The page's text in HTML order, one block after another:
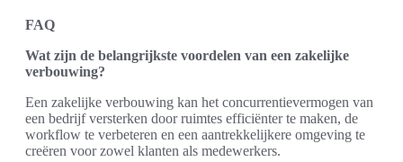
FAQ
Wat zijn de belangrijkste voordelen van een zakelijke
verbouwing?
Een zakelijke verbouwing kan het concurrentievermogen van
een bedrijf versterken door ruimtes efficiënter te maken, de
workflow te verbeteren en een aantrekkelijkere omgeving te
creëren voor zowel klanten als medewerkers.